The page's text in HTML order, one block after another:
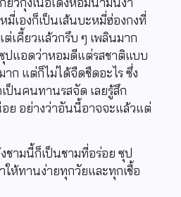
มี่เองก็เป็นเส้นบะหมี่ฮ่องกงที่
ต่เคี้ยวแล้วกรึบ ๆ เพลินมาก
ปแอดว่าหอมดีแต่รสชาติแบบ
าก แต่ก็ไม่ได้จืดชืดอะไร ซึ่ง
ป็นคนทานรสจัด เลยรู้สึก
ย อย่างว่าอันนี้อาจจะแล้วแต่
ชามนี้ก็เป็นชามที่อร่อย ซุป
ให้ทานง่ายทุกวัยและทุกเชื้อ